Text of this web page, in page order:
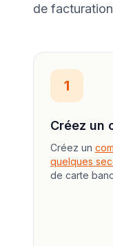
de
1
Créez un
Créez un
quelques
de carte